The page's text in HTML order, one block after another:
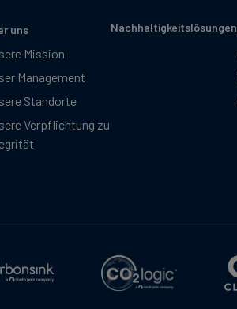
uns
Mission
Management
Standorte
Verpflichtung zu
Nachhaltigkeitslösungen